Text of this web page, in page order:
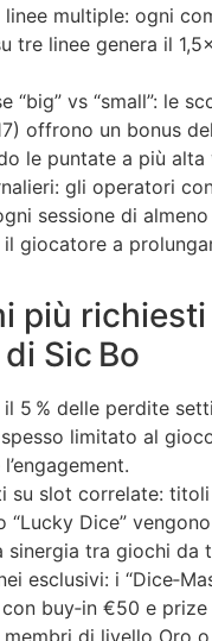
linee multiple: ogni
tre linee genera il
“big” vs “small”: le
offrono un bonus
le puntate a più alta
gli operatori
sessione di almeno
il giocatore a
più
Sic Bo
il 5 % delle perdite
limitato al
su slot correlate: titoli
“Lucky Dice”
sinergia tra giochi da
esclusivi: i
buy‑in €50 e
di livello Oro